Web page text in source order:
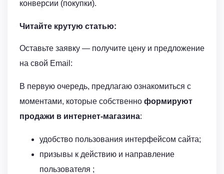
конверсии (покупки).
Читайте крутую статью:
Оставьте заявку — получите цену и предложение
на свой Email:
В первую очередь, предлагаю ознакомиться с
моментами, которые собственно формируют
продажи в интернет-магазина:
удобство пользования интерфейсом сайта;
призывы к действию и направление
пользователя ;